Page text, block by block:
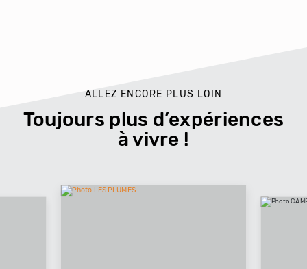
ALLEZ ENCORE PLUS LOIN
Toujours plus d’expériences
à vivre !